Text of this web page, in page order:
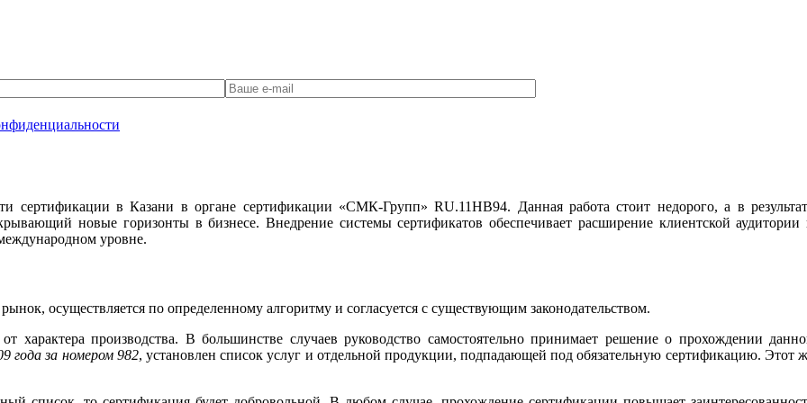
сертификации в Казани в органе сертификации «СМК-Групп» RU.11НВ94. Данная работа стоит недорого, а в
новые горизонты в бизнесе. Внедрение системы сертификатов обеспечивает расширение клиентской аудитории
уровне.
осуществляется по определенному алгоритму и согласуется с существующим законодательством.
характера производства. В большинстве случаев руководство самостоятельно принимает решение о прохождении
года за номером 982, установлен список услуг и отдельной продукции, подпадающей под обязательную сертификацию. Этот